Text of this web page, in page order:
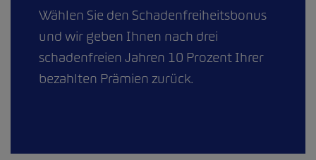
Wählen Sie den Schadenfreiheitsbonus
und wir geben Ihnen nach drei
schadenfreien Jahren 10 Prozent Ihrer
bezahlten Prämien zurück.